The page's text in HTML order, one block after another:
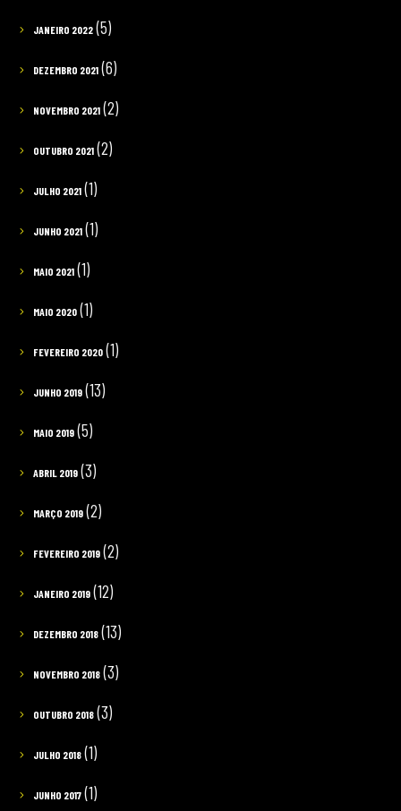
JANEIRO 2022(5)
DEZEMBRO 2021(6)
NOVEMBRO 2021(2)
OUTUBRO 2021(2)
JULHO 2021(1)
JUNHO 2021(1)
MAIO 2021(1)
MAIO 2020(1)
FEVEREIRO 2020(1)
JUNHO 2019(13)
MAIO 2019(5)
ABRIL 2019(3)
MARÇO 2019(2)
FEVEREIRO 2019(2)
JANEIRO 2019(12)
DEZEMBRO 2018(13)
NOVEMBRO 2018(3)
OUTUBRO 2018(3)
JULHO 2018(1)
JUNHO 2017(1)